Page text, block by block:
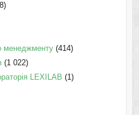
менеджменту(414)
(1 022)
LEXILAB (1)